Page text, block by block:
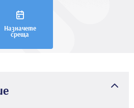
Назначете
среща